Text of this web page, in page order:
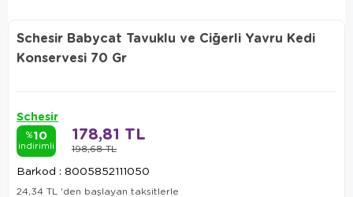
Schesir Babycat Tavuklu ve Ciğerli Yavru Kedi
Konservesi 70 Gr
Schesir
%10
indirimli 198,68 TL
178,81 TL
Barkod : 8005852111050
24,34 TL 'den başlayan taksitlerle